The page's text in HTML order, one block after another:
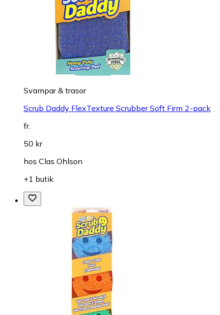
Svampar & trasor
Scrub Daddy FlexTexture Scrubber Soft Firm 2-pack
fr.
50 kr
hos Clas Ohlson
+1 butik